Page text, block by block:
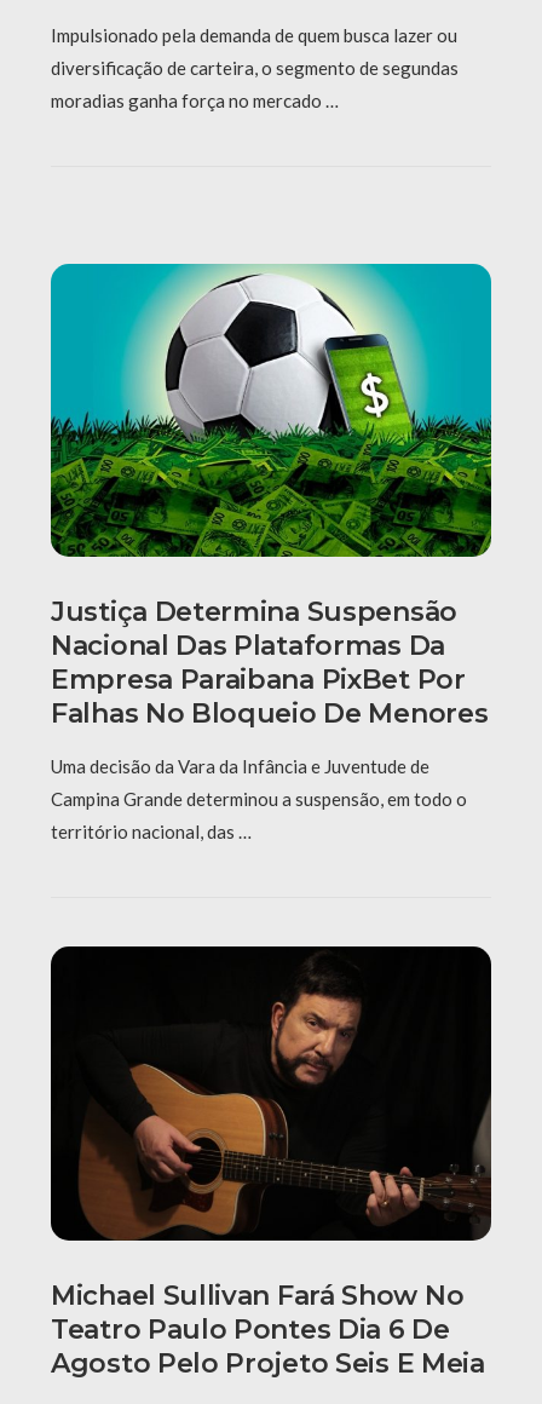
Impulsionado pela demanda de quem busca lazer ou
diversificação de carteira, o segmento de segundas
moradias ganha força no mercado …
Justiça Determina Suspensão
Nacional Das Plataformas Da
Empresa Paraibana PixBet Por
Falhas No Bloqueio De Menores
Uma decisão da Vara da Infância e Juventude de
Campina Grande determinou a suspensão, em todo o
território nacional, das …
Michael Sullivan Fará Show No
Teatro Paulo Pontes Dia 6 De
Agosto Pelo Projeto Seis E Meia